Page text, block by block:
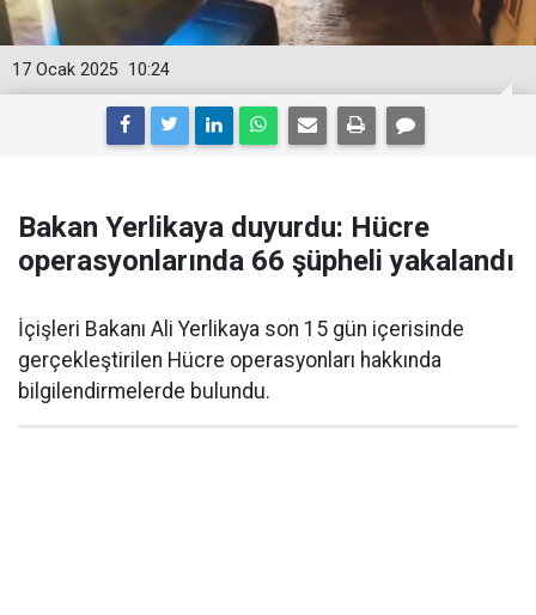
10:24
17 Ocak 2025
Bakan Yerlikaya duyurdu: Hücre
operasyonlarında 66 şüpheli yakalandı
İçişleri Bakanı Ali Yerlikaya son 15 gün içerisinde
gerçekleştirilen Hücre operasyonları hakkında
bilgilendirmelerde bulundu.